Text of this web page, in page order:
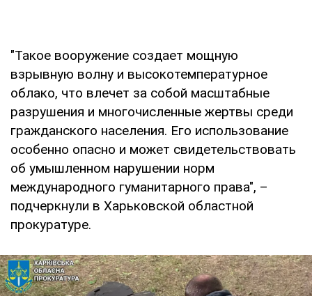
"Такое вооружение создает мощную
взрывную волну и высокотемпературное
облако, что влечет за собой масштабные
разрушения и многочисленные жертвы среди
гражданского населения. Его использование
особенно опасно и может свидетельствовать
об умышленном нарушении норм
международного гуманитарного права", –
подчеркнули в Харьковской областной
прокуратуре.